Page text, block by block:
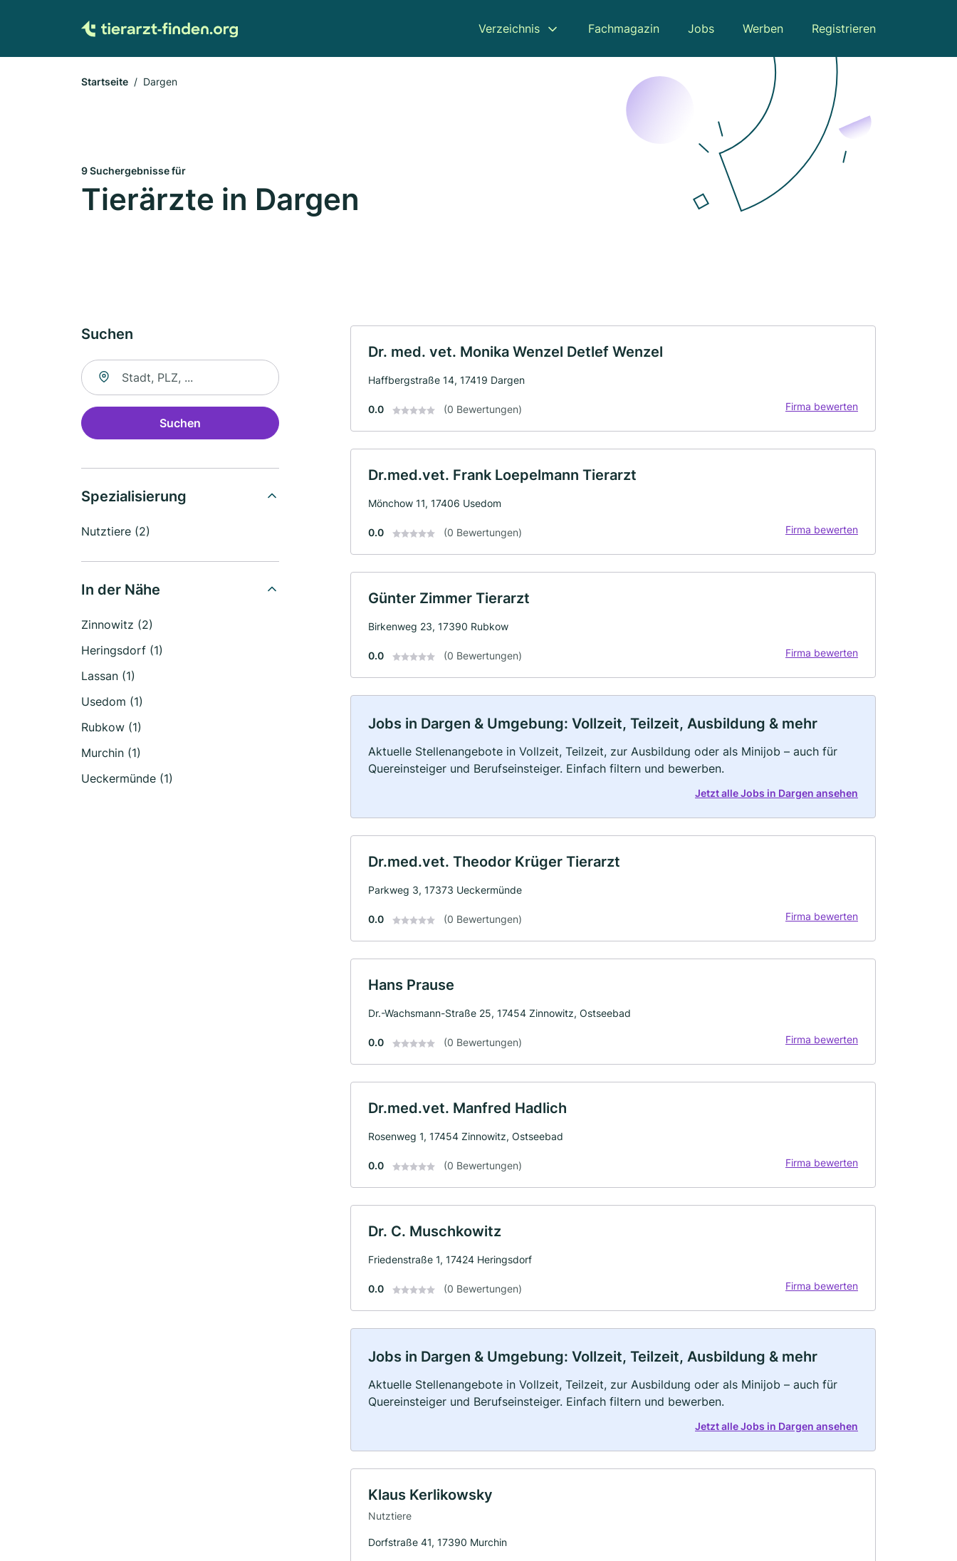
Verzeichnis Fachmagazin Jobs Werben Registrieren
Startseite Dargen
9 Suchergebnisse für
Tierärzte in Dargen
Suchen
Suche nach Ort
Suchen
Spezialisierung
Nutztiere (2)
In der Nähe
Zinnowitz (2)
Heringsdorf (1)
Lassan (1)
Usedom (1)
Rubkow (1)
Murchin (1)
Ueckermünde (1)
Dr. med. vet. Monika Wenzel Detlef Wenzel
Haffbergstraße 14, 17419 Dargen
0.0 (0 Bewertungen) Firma bewerten
Dr.med.vet. Frank Loepelmann Tierarzt
Mönchow 11, 17406 Usedom
0.0 (0 Bewertungen) Firma bewerten
Günter Zimmer Tierarzt
Birkenweg 23, 17390 Rubkow
0.0 (0 Bewertungen) Firma bewerten
Jobs in Dargen & Umgebung: Vollzeit, Teilzeit, Ausbildung & mehr
Aktuelle Stellenangebote in Vollzeit, Teilzeit, zur Ausbildung oder als Minijob – auch für
Quereinsteiger und Berufseinsteiger. Einfach filtern und bewerben.
Jetzt alle Jobs in Dargen ansehen
Dr.med.vet. Theodor Krüger Tierarzt
Parkweg 3, 17373 Ueckermünde
0.0 (0 Bewertungen) Firma bewerten
Hans Prause
Dr.-Wachsmann-Straße 25, 17454 Zinnowitz, Ostseebad
0.0 (0 Bewertungen) Firma bewerten
Dr.med.vet. Manfred Hadlich
Rosenweg 1, 17454 Zinnowitz, Ostseebad
0.0 (0 Bewertungen) Firma bewerten
Dr. C. Muschkowitz
Friedenstraße 1, 17424 Heringsdorf
0.0 (0 Bewertungen) Firma bewerten
Jobs in Dargen & Umgebung: Vollzeit, Teilzeit, Ausbildung & mehr
Aktuelle Stellenangebote in Vollzeit, Teilzeit, zur Ausbildung oder als Minijob – auch für
Quereinsteiger und Berufseinsteiger. Einfach filtern und bewerben.
Jetzt alle Jobs in Dargen ansehen
Klaus Kerlikowsky
Nutztiere
Dorfstraße 41, 17390 Murchin